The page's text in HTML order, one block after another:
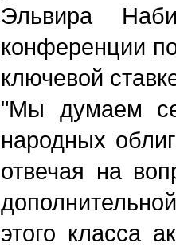
Эльвира
конференции
ключевой
"Мы думаем
народных
отвечая на
этого класса